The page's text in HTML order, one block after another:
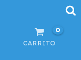
CARRITO
0